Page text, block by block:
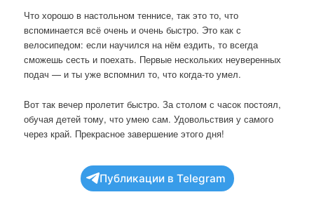
Что хорошо в настольном теннисе, так это то, что
вспоминается всё очень и очень быстро. Это как с
велосипедом: если научился на нём ездить, то всегда
сможешь сесть и поехать. Первые нескольких неуверенных
подач — и ты уже вспомнил то, что когда-то умел.
Вот так вечер пролетит быстро. За столом с часок постоял,
обучая детей тому, что умею сам. Удовольствия у самого
через край. Прекрасное завершение этого дня!
Публикации в Telegram